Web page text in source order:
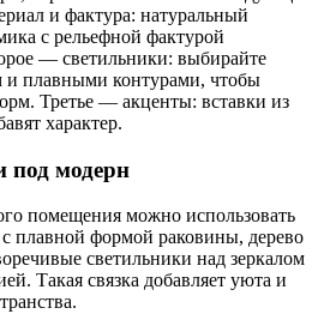
и фактура: натуральный
с рельефной фактурой
— светильники: выбирайте
и плавными контурами, чтобы
Третье — акценты: вставки из
характер.
под модерн
помещения можно использовать
плавной формой раковины, дерево
светильники над зеркалом
Такая связка добавляет уюта и